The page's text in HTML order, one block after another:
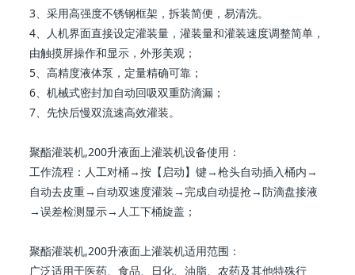
3、采用高强度不锈钢框架，拆装简便，易清洗。
4、人机界面直接设定灌装量，灌装量和灌装速度调整简单，
由触摸屏操作和显示，外形美观；
5、高精度液体泵，定量精确可靠；
6、机械式密封加自动回吸双重防滴漏；
7、先快后慢双流速高效灌装。
聚酯灌装机,200升液面上灌装机设备使用：
工作流程：人工对桶→按【启动】键→枪头自动插入桶内→
自动去皮重→自动双速度灌装→完成自动提抢→防滴盘接液
→误差检测显示→人工下桶旋盖；
聚酯灌装机,200升液面上灌装机适用范围：
广泛适用于医药、食品、日化、油脂、农药及其他特殊行